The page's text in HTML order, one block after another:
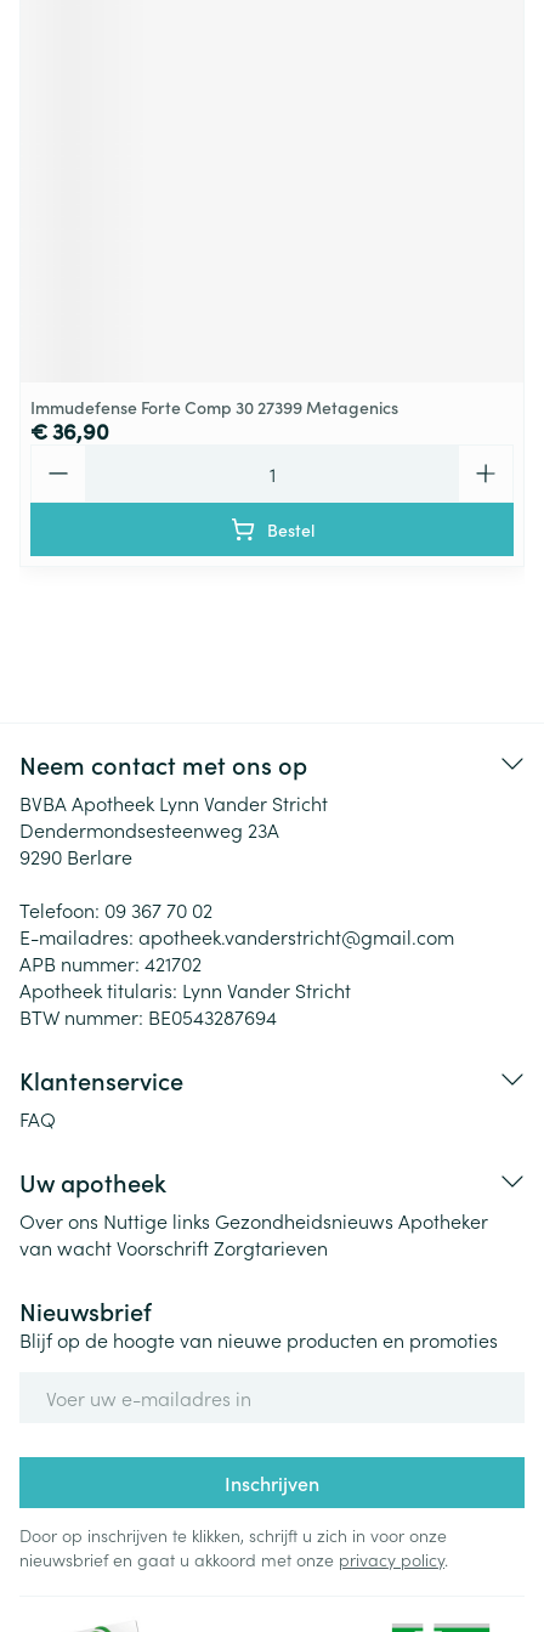
Immudefense Forte Comp 30 27399 Metagenics
€ 36,90
Bestel
Neem contact met ons op
BVBA Apotheek Lynn Vander Stricht
Dendermondsesteenweg 23A
9290 Berlare
Telefoon: 09 367 70 02
E-mailadres: apotheek.vanderstricht@gmail.com
APB nummer: 421702
Apotheek titularis: Lynn Vander Stricht
BTW nummer: BE0543287694
Klantenservice
FAQ
Uw apotheek
Over ons Nuttige links Gezondheidsnieuws Apotheker
van wachtVoorschriftZorgtarieven
Nieuwsbrief
Blijf op de hoogte van nieuwe producten en promoties
Inschrijven
Door op inschrijven te klikken, schrijft u zich in voor onze
nieuwsbrief en gaat u akkoord met onze privacy policy.